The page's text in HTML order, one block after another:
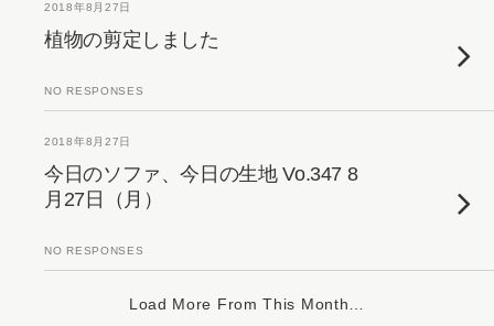
2018年8月27日
植物の剪定しました
NO RESPONSES
2018年8月27日
今日のソファ、今日の生地 Vo.347 8
月27日（月）
NO RESPONSES
Load More From This Month…